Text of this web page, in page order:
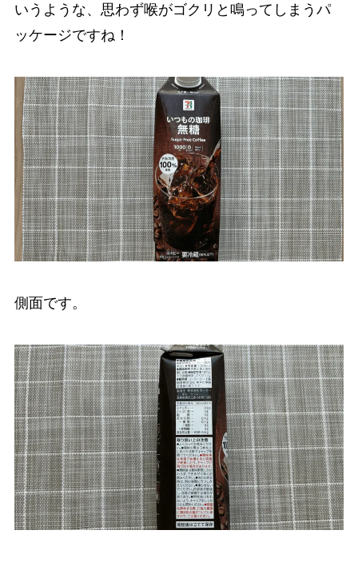
いうような、思わず喉がゴクリと鳴ってしまうパ
ッケージですね！
側面です。